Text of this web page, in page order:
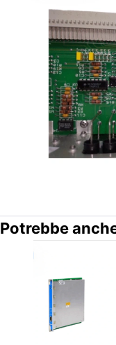
Potrebbe